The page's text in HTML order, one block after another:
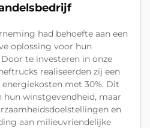
had behoefte aan een
oplossing voor hun
te investeren in onze
realiseerden zij een
met 30%. Dit
hun winstgevendheid, maar
en
aan milieuvriendelijke